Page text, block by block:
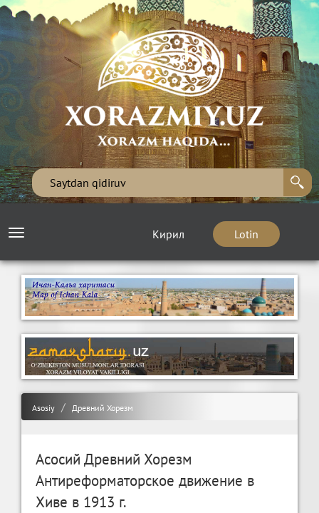
Кирил Lotin
Toggle
Asosiy Древний Хорезм
Асосий Древний Хорезм
Антиреформаторское движение в
Хиве в 1913 г.